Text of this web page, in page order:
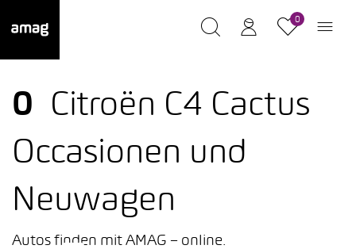
0
0
Citroën C4 Cactus
Occasionen und
Neuwagen
Autos finden mit AMAG – online.